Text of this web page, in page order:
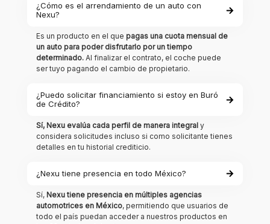
¿Cómo es el arrendamiento de un auto con
Nexu?
Es un producto en el que pagas una cuota mensual de
un auto para poder disfrutarlo por un tiempo
determinado. Al finalizar el contrato, el coche puede
ser tuyo pagando el cambio de propietario.
¿Puedo solicitar financiamiento si estoy en Buró
de Crédito?
Sí, Nexu evalúa cada perfil de manera integraly
considera solicitudes incluso si como solicitante tienes
detalles en tu historial crediticio.
¿Nexu tiene presencia en todo México?
Sí, Nexu tiene presencia en múltiples agencias
automotrices en México, permitiendo que usuarios de
todo el país puedan acceder a nuestros productos en